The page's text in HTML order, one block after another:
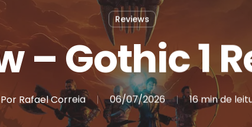
Reviews
– Gothic 1
Por Rafael Correia 06/07/2026 16 min de